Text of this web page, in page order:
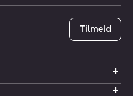
Tilmeld